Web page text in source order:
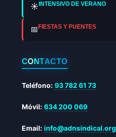
☀️ INTENSIVO DE VERANO
📅 FIESTAS Y PUENTES
CONTACTO
Teléfono: 93 782 61 73
Móvil: 634 200 069
Email: info@adnsindical.org